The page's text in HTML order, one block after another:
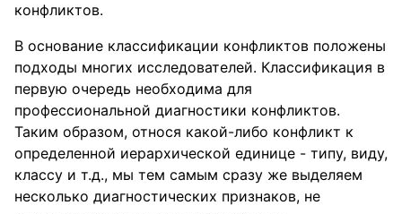
конфликтов.
В основание классификации конфликтов положены
подходы многих исследователей. Классификация в
первую очередь необходима для
профессиональной диагностики конфликтов.
Таким образом, относя какой-либо конфликт к
определенной иерархической единице - типу, виду,
классу и т.д., мы тем самым сразу же выделяем
несколько диагностических признаков, не